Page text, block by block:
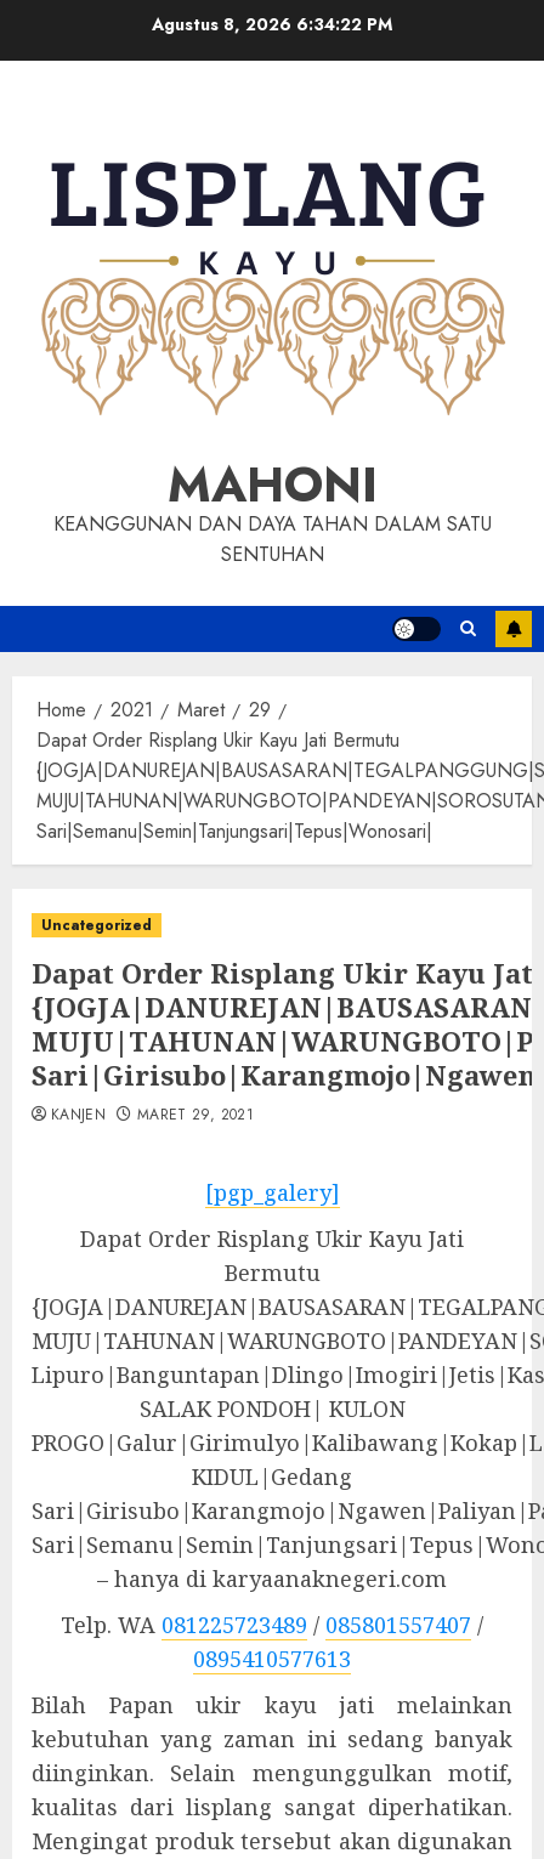
Agustus 8, 2026 6:34:23 PM
MAHONI
KEANGGUNAN DAN DAYA TAHAN DALAM SATU
SENTUHAN
Home 2021 Maret
29
Dapat Order Risplang Ukir Kayu Jati Bermutu
Sari|Semanu|Semin|Tanjungsari|Tepus|Wonosari|
Uncategorized
Dapat Order Risplang Ukir Kayu
KANJEN MARET 29, 2021
[pgp_galery]
Dapat Order Risplang Ukir Kayu Jati
Bermutu
SALAK PONDOH| KULON
KIDUL|Gedang
– hanya di karyaanaknegeri.com
Telp. WA 081225723489 / 085801557407 /
0895410577613
Bilah Papan ukir kayu jati melainkan
kebutuhan yang zaman ini sedang banyak
diinginkan. Selain mengunggulkan motif,
kualitas dari lisplang sangat diperhatikan.
Mengingat produk tersebut akan digunakan